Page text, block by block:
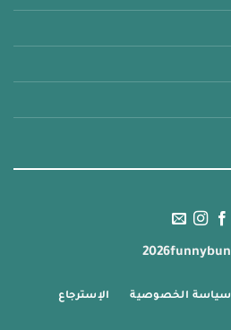
سياسة الخصوصية الإسترجاع